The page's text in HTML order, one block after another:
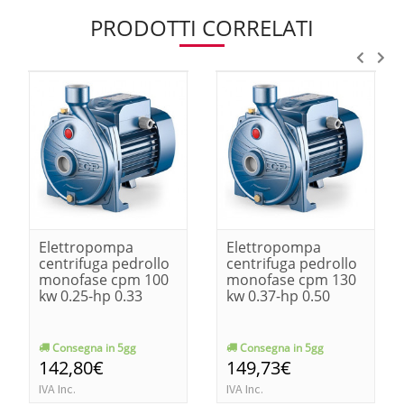
PRODOTTI CORRELATI
Elettropompa
centrifuga pedrollo
monofase cpm 100
kw 0.25-hp 0.33
Consegna in 5gg
142,80€
IVA Inc.
Elettropompa
centrifuga pedrollo
monofase cpm 130
kw 0.37-hp 0.50
Consegna in 5gg
149,73€
IVA Inc.